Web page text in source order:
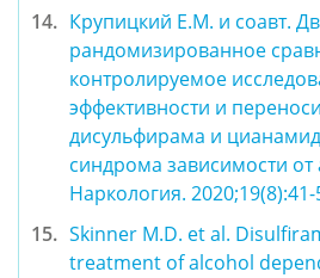
Крупицкий Е.М. и соавт.
рандомизированное
контролируемое
эффективности и
дисульфирама и
Наркология. 2020;19(8):41-
Skinner M.D. et al.
treatment of alcohol